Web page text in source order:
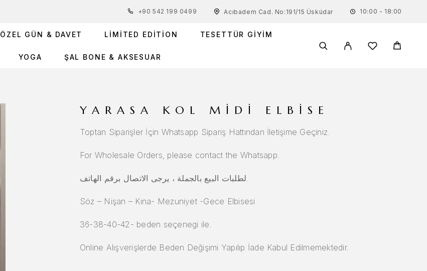
+90 542 199 0499 Acıbadem Cad. No:191/15 Üsküdar 10:00 - 18:00
ÖZEL GÜN & DAVET LIMITED EDITION TESETTÜR GIYIM
YOGA ŞAL BONE & AKSESUAR
YARASA KOL MIDI ELBISE
Toptan Siparişler İçin Whatsapp Sipariş Hattından İletişime Geçiniz.
For Wholesale Orders, please contact the Whatsapp.
لطلبات البيع بالجملة ، يرجى الاتصال برقم الهاتف.
Söz – Nişan – Kına- Mezuniyet -Gece Elbisesi
36-38-40-42- beden seçenegi ile.
Online Alışverişlerde Beden Değişimi Yapılıp İade Kabul Edilmemektedir.